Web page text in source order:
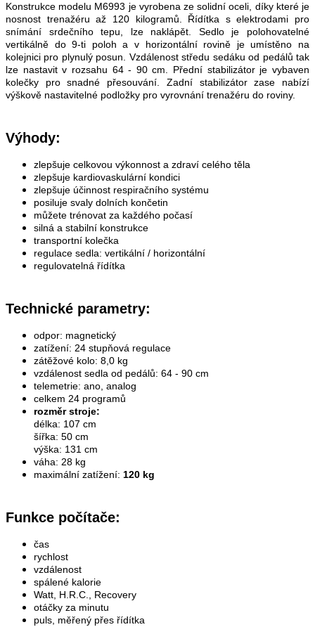
Konstrukce modelu M6993 je vyrobena ze solidní oceli, díky které je
nosnost trenažéru až 120 kilogramů. Řídítka s elektrodami pro
snímání srdečního tepu, lze naklápět. Sedlo je polohovatelné
vertikálně do 9-ti poloh a v horizontální rovině je umístěno na
kolejnici pro plynulý posun. Vzdálenost středu sedáku od pedálů tak
lze nastavit v rozsahu 64 - 90 cm. Přední stabilizátor je vybaven
kolečky pro snadné přesouvání. Zadní stabilizátor zase nabízí
výškově nastavitelné podložky pro vyrovnání trenažéru do roviny.
Výhody:
zlepšuje celkovou výkonnost a zdraví celého těla
zlepšuje kardiovaskulární kondici
zlepšuje účinnost respiračního systému
posiluje svaly dolních končetin
můžete trénovat za každého počasí
silná a stabilní konstrukce
transportní kolečka
regulace sedla: vertikální / horizontální
regulovatelná řídítka
Technické parametry:
odpor: magnetický
zatížení: 24 stupňová regulace
zátěžové kolo: 8,0 kg
vzdálenost sedla od pedálů: 64 - 90 cm
telemetrie: ano, analog
celkem 24 programů
rozměr stroje:
délka: 107 cm
šířka: 50 cm
výška: 131 cm
váha: 28 kg
maximální zatížení: 120 kg
Funkce počítače:
čas
rychlost
vzdálenost
spálené kalorie
Watt, H.R.C., Recovery
otáčky za minutu
puls, měřený přes řídítka